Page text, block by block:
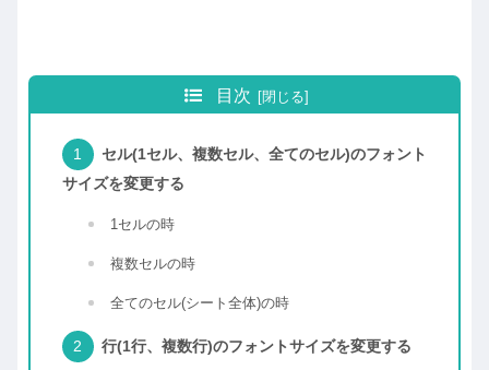
目次
セル(1セル、複数セル、全てのセル)のフォント
サイズを変更する
1セルの時
複数セルの時
全てのセル(シート全体)の時
行(1行、複数行)のフォントサイズを変更する